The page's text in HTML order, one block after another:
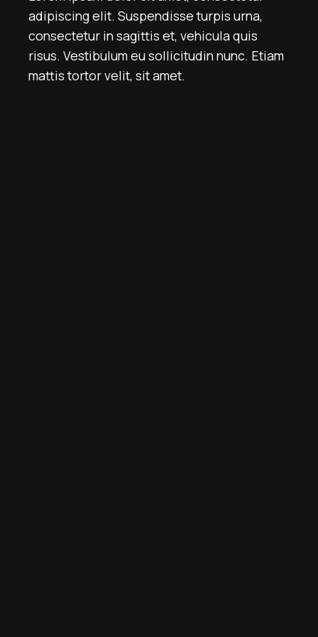
adipiscing elit. Suspendisse turpis urna,
consectetur in sagittis et, vehicula quis
risus. Vestibulum eu sollicitudin nunc. Etiam
mattis tortor velit, sit amet.